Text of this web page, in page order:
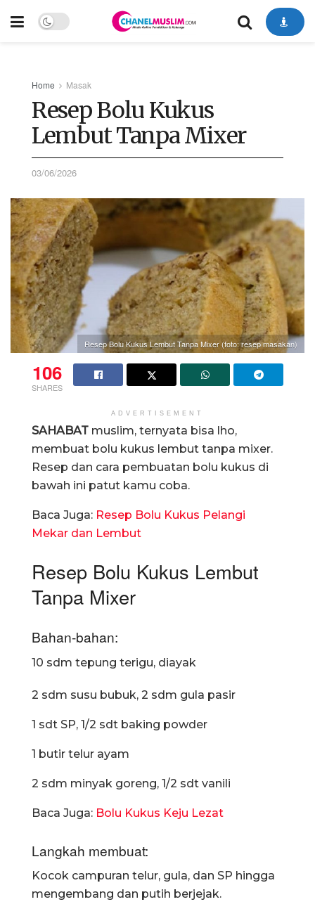
Home Masak
Resep Bolu Kukus
Lembut Tanpa Mixer
03/06/2026
Resep Bolu Kukus Lembut Tanpa Mixer (foto: resep masakan)
106
SHARES
ADVERTISEMENT
SAHABAT muslim, ternyata bisa lho,
membuat bolu kukus lembut tanpa mixer.
Resep dan cara pembuatan bolu kukus di
bawah ini patut kamu coba.
Baca Juga: Resep Bolu Kukus Pelangi
Mekar dan Lembut
Resep Bolu Kukus Lembut
Tanpa Mixer
Bahan-bahan:
10 sdm tepung terigu, diayak
2 sdm susu bubuk, 2 sdm gula pasir
1 sdt SP, 1/2 sdt baking powder
1 butir telur ayam
2 sdm minyak goreng, 1/2 sdt vanili
Baca Juga: Bolu Kukus Keju Lezat
Langkah membuat:
Kocok campuran telur, gula, dan SP hingga
mengembang dan putih berjejak.